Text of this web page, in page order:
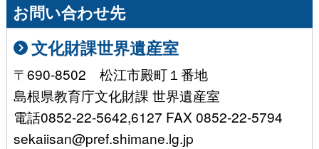
お問い合わせ先
文化財課世界遺産室
〒690-8502 松江市殿町１番地
島根県教育庁文化財課 世界遺産室
電話0852-22-5642,6127 FAX 0852-22-5794
sekaiisan@pref.shimane.lg.jp